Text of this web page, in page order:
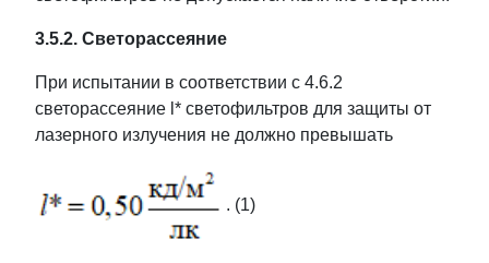
3.5.2. Светорассеяние
При испытании в соответствии с 4.6.2
светорассеяние l* светофильтров для защиты от
лазерного излучения не должно превышать
. (1)